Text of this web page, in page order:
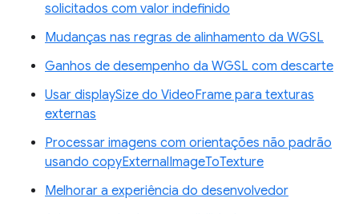
solicitados com valor indefinido
Mudanças nas regras de alinhamento da WGSL
Ganhos de desempenho da WGSL com descarte
Usar displaySize do VideoFrame para texturas
externas
Processar imagens com orientações não padrão
usando copyExternalImageToTexture
Melhorar a experiência do desenvolvedor